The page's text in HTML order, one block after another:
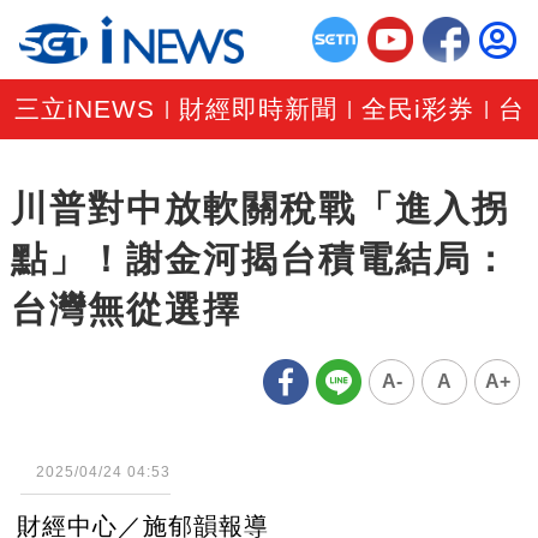
三立iNEWS 財經即時新聞 |全民i彩券 台
川普對中放軟關稅戰「進入拐
點」！謝金河揭台積電結局：
台灣無從選擇
A- A A+
2025/04/24 04:53
財經中心／施郁韻報導